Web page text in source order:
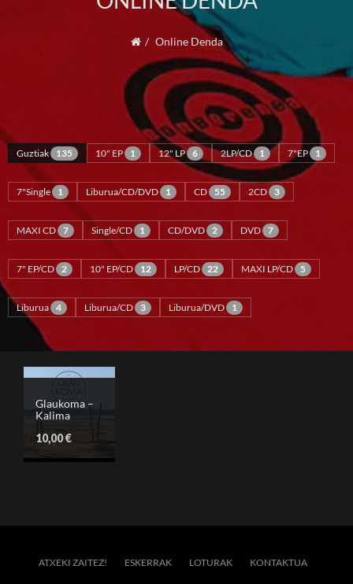
Online Denda
Guztiak 135 10" EP 1 12" LP 6 2LP/CD 1 7"EP 1
7"Single 1 Liburua/CD/DVD 1 CD 55 2CD 3
MAXI CD 7 Single/CD 1 CD/DVD 2 DVD 7
7" EP/CD 2 10" EP/CD 12 LP/CD 22 MAXI LP/CD 5
Liburua 4 Liburua/CD 3 Liburua/DVD 1
Glaukoma –
Kalima
10,00€
ATXEKI ZAITEZ! ESKERRAK LOTURAK KONTAKTUA